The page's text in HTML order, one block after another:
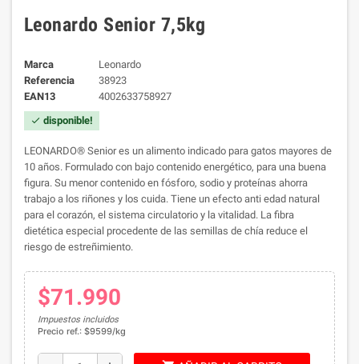
Leonardo Senior 7,5kg
Marca
Leonardo
Referencia
38923
EAN13
4002633758927
check disponible!
LEONARDO® Senior es un alimento indicado para gatos mayores de
10 años. Formulado con bajo contenido energético, para una buena
figura. Su menor contenido en fósforo, sodio y proteínas ahorra
trabajo a los riñones y los cuida. Tiene un efecto anti edad natural
para el corazón, el sistema circulatorio y la vitalidad. La fibra
dietética especial procedente de las semillas de chía reduce el
riesgo de estreñimiento.
$71.990
Impuestos incluidos
Precio ref.: $9599/kg